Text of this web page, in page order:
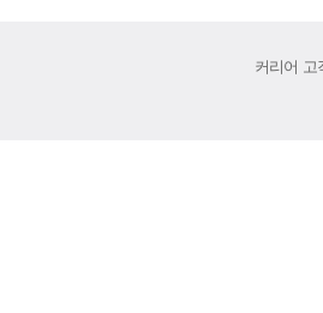
커리어 고